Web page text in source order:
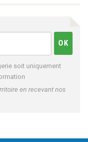
soit uniquement
en recevant nos